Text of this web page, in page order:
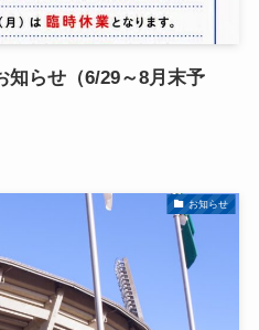
知らせ（6/29～8月末予
お知らせ